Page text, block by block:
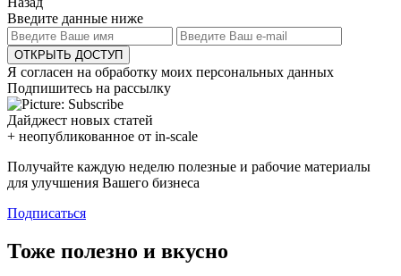
Введите данные ниже
ОТКРЫТЬ ДОСТУП
Я согласен на обработку моих персональных данных
Подпишитесь на рассылку
Дайджест новых статей
+ неопубликованное от in-scale
Получайте каждую неделю полезные и рабочие материалы
для улучшения Вашего бизнеса
Подписаться
Тоже полезно и вкусно